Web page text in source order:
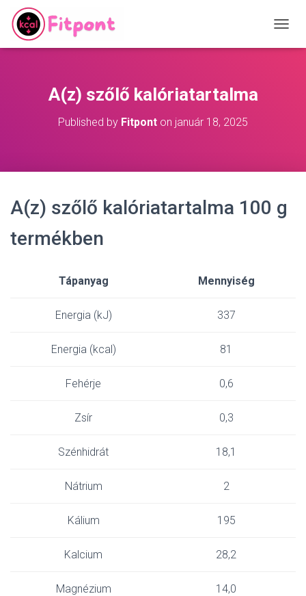
O
I
O
A(z) szőlő kalóriatartalma
Published by Fitpont on január 18, 2025
A(z) szőlő kalóriatartalma 100 g
termékben
Tápanyag Mennyiség
Energia (kJ) 337
Energia (kcal) 81
Fehérje 0,6
Zsír 0,3
Szénhidrát 18,1
Nátrium 2
Kálium 195
Kalcium 28,2
Magnézium 14,0